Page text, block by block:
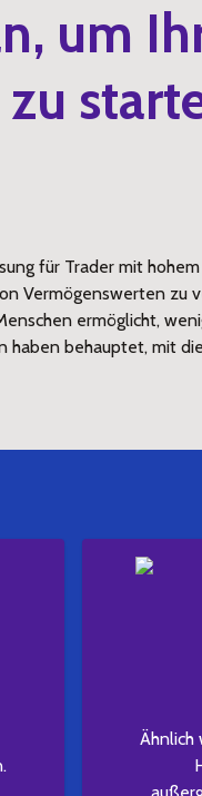
um
für Trader mit
Vermögenswerten zu
ermöglicht,
behauptet, mit
Ähnlich